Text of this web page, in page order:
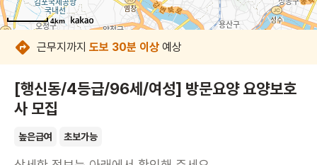
4km
4km
4km
4km
4km
4km
4km
4km
근무지까지 도보 30분 이상 예상
[행신동/4등급/96세/여성] 방문요양 요양보호
사 모집
높은급여 초보가능